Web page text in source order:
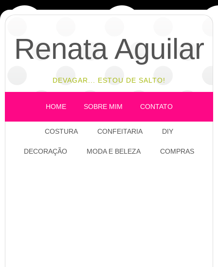
Renata Aguilar
DEVAGAR... ESTOU DE SALTO!
HOME SOBRE MIM CONTATO
COSTURA CONFEITARIA DIY
DECORAÇÃO MODA E BELEZA COMPRAS